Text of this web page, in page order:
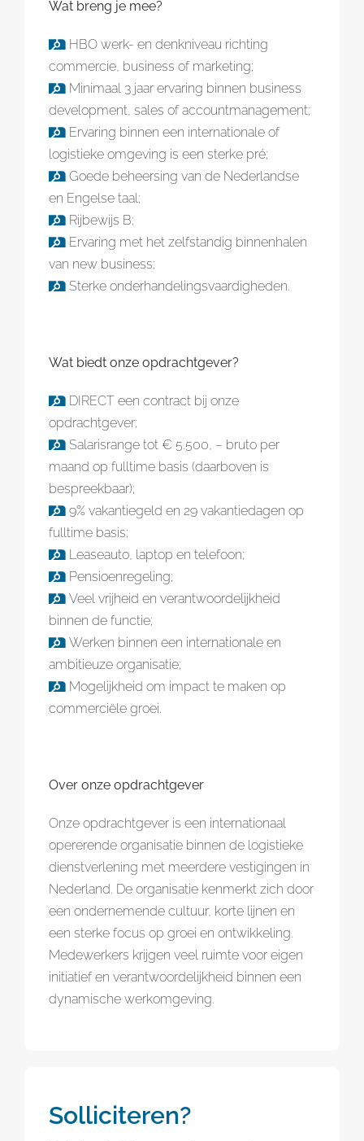
Wat breng je mee?
HBO werk- en denkniveau richting
commercie, business of marketing;
Minimaal 3 jaar ervaring binnen business
development, sales of accountmanagement;
Ervaring binnen een internationale of
logistieke omgeving is een sterke pré;
Goede beheersing van de Nederlandse
en Engelse taal;
Rijbewijs B;
Ervaring met het zelfstandig binnenhalen
van new business;
Sterke onderhandelingsvaardigheden.
Wat biedt onze opdrachtgever?
DIRECT een contract bij onze
opdrachtgever;
Salarisrange tot € 5.500, – bruto per
maand op fulltime basis (daarboven is
bespreekbaar);
9% vakantiegeld en 29 vakantiedagen op
fulltime basis;
Leaseauto, laptop en telefoon;
Pensioenregeling;
Veel vrijheid en verantwoordelijkheid
binnen de functie;
Werken binnen een internationale en
ambitieuze organisatie;
Mogelijkheid om impact te maken op
commerciële groei.
Over onze opdrachtgever
Onze opdrachtgever is een internationaal
opererende organisatie binnen de logistieke
dienstverlening met meerdere vestigingen in
Nederland. De organisatie kenmerkt zich door
een ondernemende cultuur, korte lijnen en
een sterke focus op groei en ontwikkeling.
Medewerkers krijgen veel ruimte voor eigen
initiatief en verantwoordelijkheid binnen een
dynamische werkomgeving.
Solliciteren?